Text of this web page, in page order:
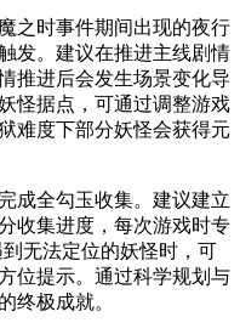
之时事件期间出现的夜行
发。建议在推进主线剧情
推进后会发生场景变化导
怪据点，可通过调整游戏
难度下部分妖怪会获得元
成全勾玉收集。建议建立
收集进度，每次游戏时专
无法定位的妖怪时，可
位提示。通过科学规划与
终极成就。